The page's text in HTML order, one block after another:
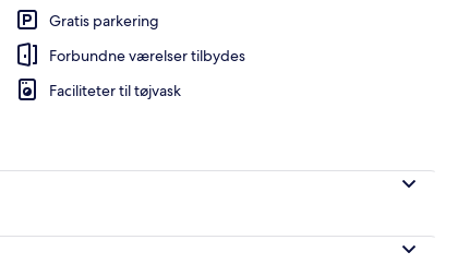
Gratis parkering
Forbundne værelser tilbydes
Faciliteter til tøjvask